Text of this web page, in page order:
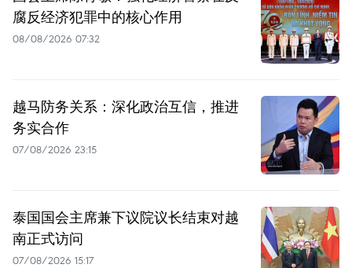
腐反经济犯罪中的核心作用
08/08/2026 07:32
越马防务关系：深化政治互信，推进
务实合作
07/08/2026 23:15
泰国国会主席兼下议院议长结束对越
南正式访问
07/08/2026 15:17